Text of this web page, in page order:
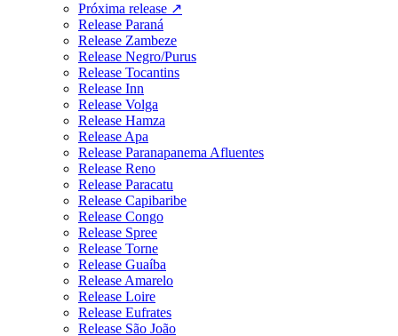
Próxima release ↗
Release Paraná
Release Zambeze
Release Negro/Purus
Release Tocantins
Release Inn
Release Volga
Release Hamza
Release Apa
Release Paranapanema Afluentes
Release Reno
Release Paracatu
Release Capibaribe
Release Congo
Release Spree
Release Torne
Release Guaíba
Release Amarelo
Release Loire
Release Eufrates
Release São João